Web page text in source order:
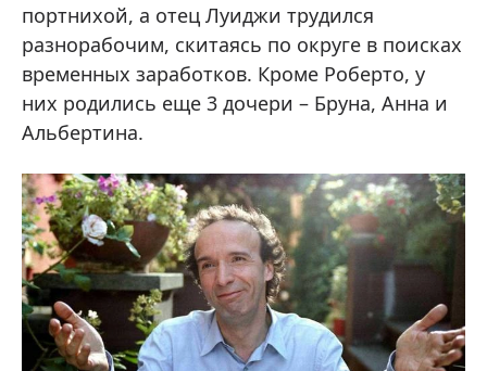
портнихой, а отец Луиджи трудился
разнорабочим, скитаясь по округе в поисках
временных заработков. Кроме Роберто, у
них родились еще 3 дочери – Бруна, Анна и
Альбертина.